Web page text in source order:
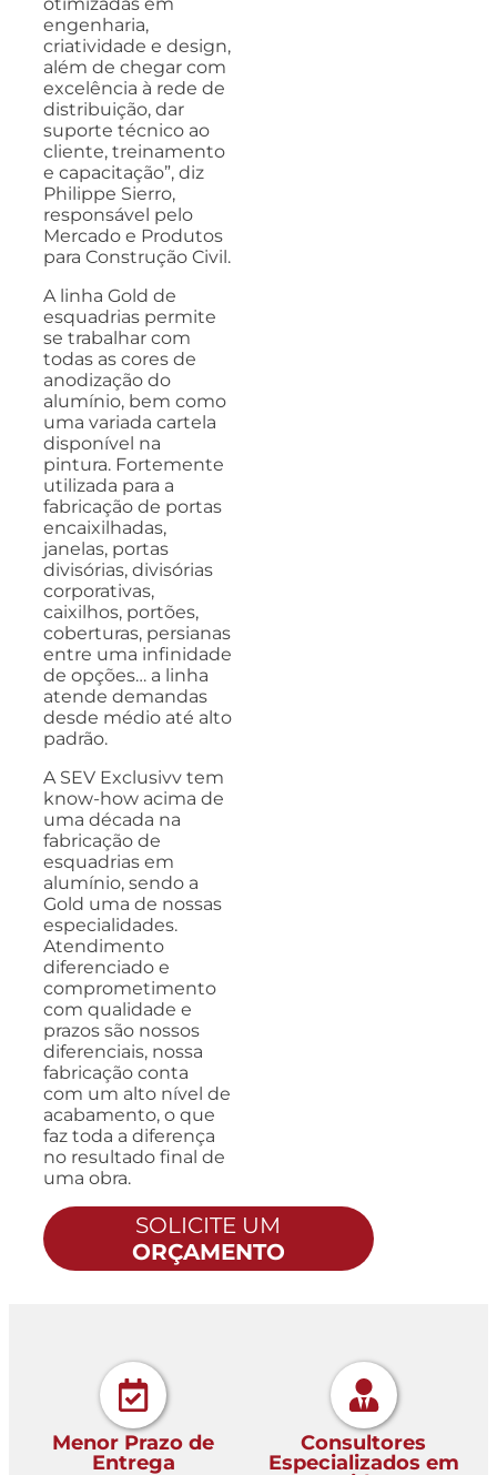
engenharia,
criatividade e design,
além de chegar com
excelência à rede de
distribuição, dar
suporte técnico ao
cliente, treinamento
e capacitação”, diz
Philippe Sierro,
responsável pelo
Mercado e Produtos
para Construção Civil.
A linha Gold de
esquadrias permite
se trabalhar com
todas as cores de
anodização do
alumínio, bem como
uma variada cartela
disponível na
pintura. Fortemente
utilizada para a
fabricação de portas
encaixilhadas,
janelas, portas
divisórias, divisórias
corporativas,
caixilhos, portões,
coberturas, persianas
entre uma infinidade
de opções… a linha
atende demandas
desde médio até alto
padrão.
A SEV Exclusivv tem
know-how acima de
uma década na
fabricação de
esquadrias em
alumínio, sendo a
Gold uma de nossas
especialidades.
Atendimento
diferenciado e
comprometimento
com qualidade e
prazos são nossos
diferenciais, nossa
fabricação conta
com um alto nível de
acabamento, o que
faz toda a diferença
no resultado final de
uma obra.
SOLICITE UM
ORÇAMENTO
Menor Prazo de
Entrega
Consultores
Especializados em